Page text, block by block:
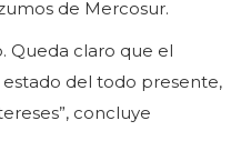
de Mercosur.
Queda claro que el
del todo presente,
concluye